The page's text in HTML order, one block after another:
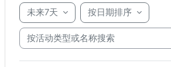
未来7天
按日期排序
按活动类型或名称搜索